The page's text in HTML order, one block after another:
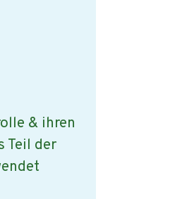
& ihren
Teil der